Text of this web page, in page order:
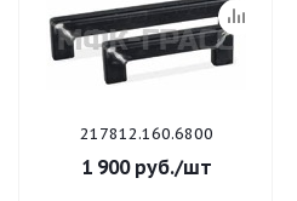
217812.160.6800
1 900руб./шт